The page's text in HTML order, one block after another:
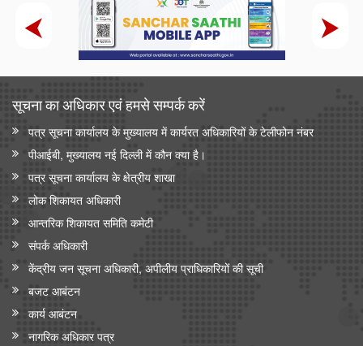
सूचना का अधिकार एवं हमसे सम्‍पर्क करें
पत्र सूचना कार्यालय के मुख्यालय में कार्यरत अधिकारियों के टेलीफोन नंबर
पीआईबी, मुख्यालय नई दिल्ली में कौन क्या है।
पत्र सूचना कार्यालय के क्षेत्रीय शाखा
लोक शिकायत अधिकारी
आन्‍तरिक शिकायत समिति कमेटी
संपर्क अधिकारी
केंद्रीय जन सूचना अधिकारी, अपीलीय प्राधिकारियों की सूची
बजट आबंटन
कार्य आबंटन
नागरिक अधिकार पत्र